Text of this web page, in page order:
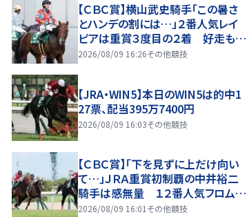
【ＣＢＣ賞】横山武史騎手「この暑さ
とハンデの割には…」２番人気レイ
ピアは重賞３度目の２着 好走もタ
イトル届かず
2026/08/09 16:26その他競技
【JRA・WIN5】本日のWIN5は的中1
27票、配当395万7400円
2026/08/09 16:03その他競技
【ＣＢＣ賞】「下を見ずに上だけ向い
て…」ＪＲＡ重賞初制覇の中井裕二
騎手は感無量 １２番人気フロムダ
スク重賞初Ｖ
2026/08/09 16:01 その他競技